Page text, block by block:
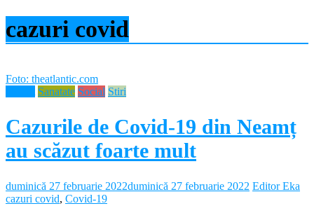
cazuri covid
Foto: theatlantic.com
Sanatate Social Stiri
Cazurile de Covid-19 din Neamț
au scăzut foarte mult
duminică 27 februarie 2022duminică 27 februarie 2022 Editor Eka
cazuri covid, Covid-19